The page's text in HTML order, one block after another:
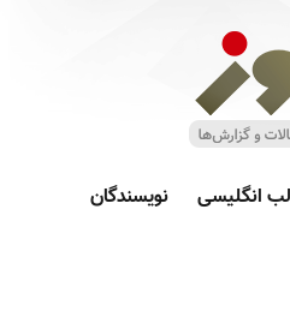
انگلیسی نویسندگان